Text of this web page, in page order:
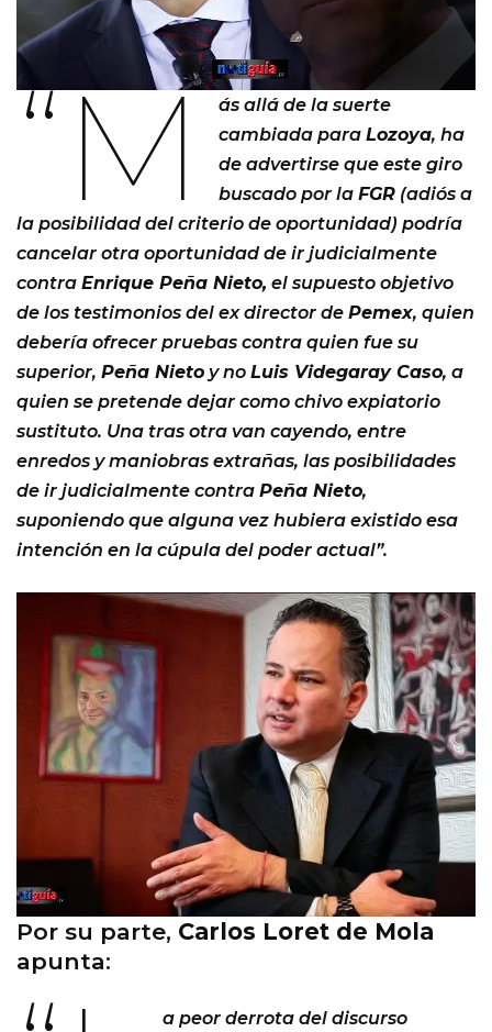
“M
ás allá de la suerte
cambiada paraLozoya, ha
de advertirse que este giro
buscado por laFGR (adiós a
la posibilidad del criterio de oportunidad) podría
cancelar otra oportunidad de ir judicialmente
contra Enrique Peña Nieto, el supuesto objetivo
de los testimonios del ex director de Pemex, quien
debería ofrecer pruebas contra quien fue su
superior, Peña Nieto y no Luis Videgaray Caso, a
quien se pretende dejar como chivo expiatorio
sustituto. Una tras otra van cayendo, entre
enredos y maniobras extrañas, las posibilidades
de ir judicialmente contra Peña Nieto,
suponiendo que alguna vez hubiera existido esa
intención en la cúpula del poder actual”.
Por su parte, Carlos Loret de Mola
apunta:
a peor derrota del discurso